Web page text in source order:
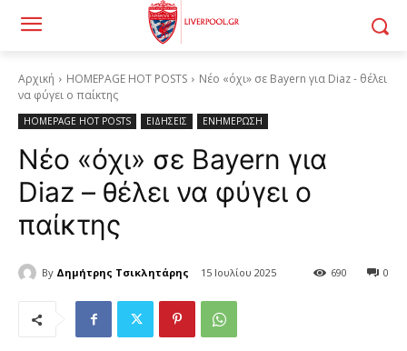
Αρχική HOMEPAGE HOT POSTS
Νέο «όχι» σε Bayern για Diaz - θέλει
να φύγει ο παίκτης
HOMEPAGE HOT POSTS ΕΙΔΗΣΕΙΣ ΕΝΗΜΕΡΩΣΗ
Νέο «όχι» σε Bayern για
Diaz – θέλει να φύγει ο
παίκτης
By Δημήτρης Τσικλητάρης 15 Ιουλίου 2025 0
690